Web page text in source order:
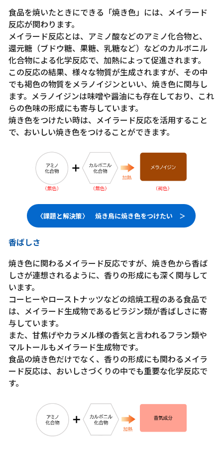
食品を焼いたときにできる「焼き色」には、メイラード
反応が関わります。
メイラード反応とは、アミノ酸などのアミノ化合物と、
還元糖（ブドウ糖、果糖、乳糖など）などのカルボニル
化合物による化学反応で、加熱によって促進されます。
この反応の結果、様々な物質が生成されますが、その中
でも褐色の物質をメラノイジンといい、焼き色に関与し
ます。メラノイジンは味噌や醤油にも存在しており、これ
らの色味の形成にも寄与しています。
焼き色をつけたい時は、メイラード反応を活用すること
で、おいしい焼き色をつけることができます。
〈課題と解決策〉 焼き鳥に焼き色をつけたい ＞
香ばしさ
焼き色に関わるメイラード反応ですが、焼き色から香ば
しさが連想されるように、香りの形成にも深く関与して
います。
コーヒーやローストナッツなどの焙焼工程のある食品で
は、メイラード生成物であるピラジン類が香ばしさに寄
与しています。
また、甘焦げやカラメル様の香気と言われるフラン類や
マルトールもメイラード生成物です。
食品の焼き色だけでなく、香りの形成にも関わるメイラ
ード反応は、おいしさづくりの中でも重要な化学反応で
す。